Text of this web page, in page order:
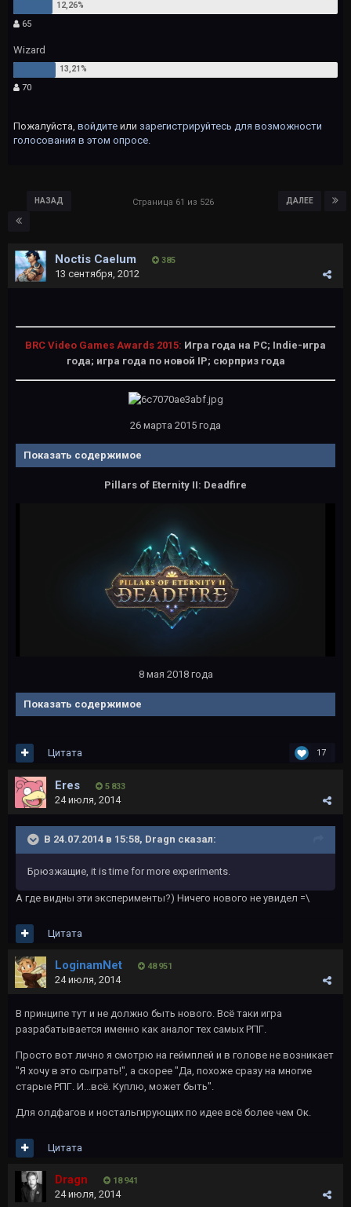
65
Wizard
70
Пожалуйста, войдите или зарегистрируйтесь для возможности
голосования в этом опросе.
НАЗАД ДАЛЕЕ
Страница 61 из 526
Noctis Caelum 385
13 сентября, 2012
BRC Video Games Awards 2015: Игра года на PC; Indie-игра
года; игра года по новой IP; сюрприз года
26 марта 2015 года
Показать содержимое
Pillars of Eternity II: Deadfire
8 мая 2018 года
Показать содержимое
17
Цитата
Eres 5 833
24 июля, 2014
В 24.07.2014 в 15:58, Dragn сказал:
Брюзжащие, it is time for more experiments.
А где видны эти эксперименты?) Ничего нового не увидел =\
Цитата
LoginamNet 48 951
24 июля, 2014
В принципе тут и не должно быть нового. Всё таки игра
разрабатывается именно как аналог тех самых РПГ.
Просто вот лично я смотрю на геймплей и в голове не возникает
"Я хочу в это сыграть!", а скорее "Да, похоже сразу на многие
старые РПГ. И...всё. Куплю, может быть".
Для олдфагов и ностальгирующих по идее всё более чем Ок.
Цитата
Dragn 18 941
24 июля, 2014